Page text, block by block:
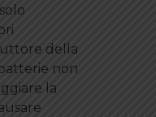
della
non
la